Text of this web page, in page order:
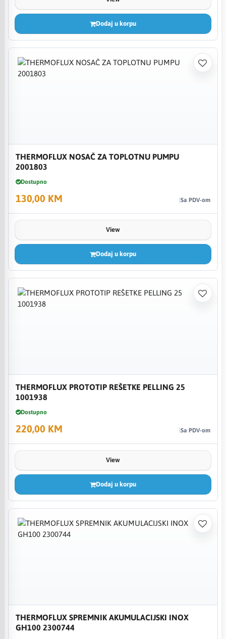
Dodaj u korpu
THERMOFLUX NOSAČ ZA TOPLOTNU PUMPU
2001803
Dostupno
130,00 KM Sa PDV-om
View
Dodaj u korpu
THERMOFLUX PROTOTIP REŠETKE PELLING 25
1001938
Dostupno
220,00 KM Sa PDV-om
View
Dodaj u korpu
THERMOFLUX SPREMNIK AKUMULACIJSKI INOX
GH100 2300744